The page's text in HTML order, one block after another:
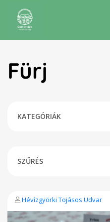
Fürj
KATEGÓRIÁK
SZŰRÉS
Hévízgyörki Tojásos Udvar